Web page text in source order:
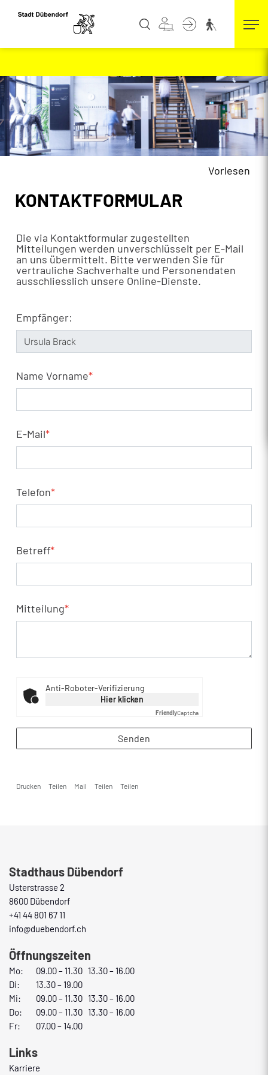
Kopfzeile
Vorlesen
Inhalt
KONTAKTFORMULAR
Die via Kontaktformular zugestellten
Mitteilungen werden unverschlüsselt per E-Mail
an uns übermittelt. Bitte verwenden Sie für
vertrauliche Sachverhalte und Personendaten
ausschliesslich unsere Online-Dienste.
Empfänger:
Name Vorname*
E-Mail*
Telefon*
Betreff*
Mitteilung*
Anti-Roboter-Verifizierung
Hier klicken
FriendlyCaptcha
Senden
Drucken Teilen Mail Teilen Teilen
Stadthaus Dübendorf
Usterstrasse 2
8600 Dübendorf
+41 44 801 67 11
info@duebendorf.ch
Öffnungszeiten
Mo:
09.00 – 11.30 13.30 – 16.00
Di:
13.30 – 19.00
Mi:
09.00 – 11.30 13.30 – 16.00
Do:
09.00 – 11.30 13.30 – 16.00
Fr:
07.00 – 14.00
Links
Karriere